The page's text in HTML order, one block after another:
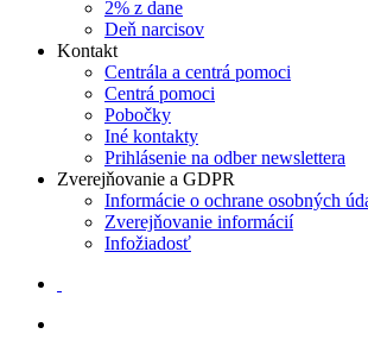
2% z dane
Deň narcisov
Kontakt
Centrála a centrá pomoci
Centrá pomoci
Pobočky
Iné kontakty
Prihlásenie na odber newslettera
Zverejňovanie a GDPR
Informácie o ochrane osobných
Zverejňovanie informácií
Infožiadosť